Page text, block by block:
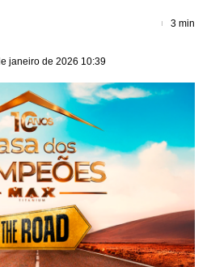
janeiro de 2026 10:39
3 min